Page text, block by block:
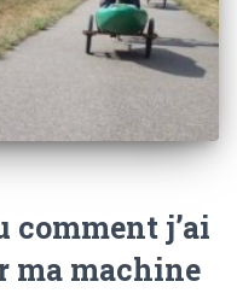
comment j’ai
ma machine